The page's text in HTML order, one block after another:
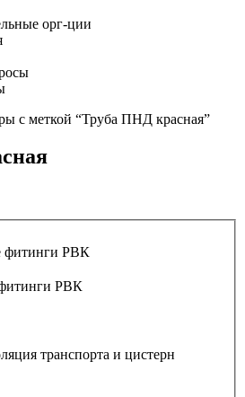
орг-ции
с меткой “Труба ПНД красная”
фитинги РВК
РВК
транспорта и цистерн